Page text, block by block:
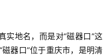
实地名，而是对“磁器口”这
器口”位于重庆市，是明清